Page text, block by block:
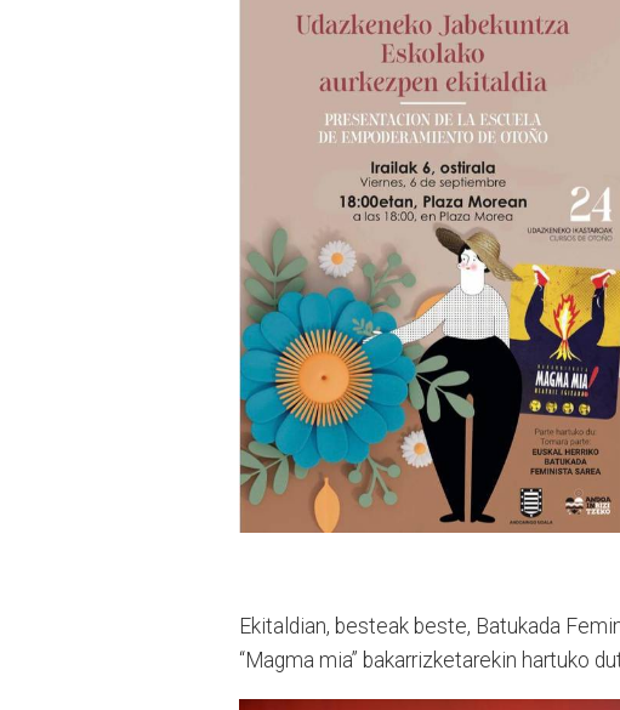
Ekitaldian, besteak beste, Batukada
“Magma mia” bakarrizketarekin hartuko